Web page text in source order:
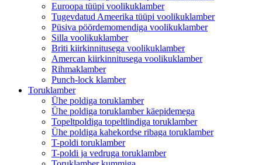
Euroopa tüüpi voolikuklamber
Tugevdatud Ameerika tüüpi voolikuklamber
Püsiva pöördemomendiga voolikuklamber
Silla voolikuklamber
Briti kiirkinnitusega voolikuklamber
Amercan kiirkinnitusega voolikuklamber
Rihmaklamber
Punch-lock klamber
Toruklamber
Ühe poldiga toruklamber
Ühe poldiga toruklamber käepidemega
Topeltpoldiga topeltlindiga toruklamber
Ühe poldiga kahekordse ribaga toruklamber
T-poldi toruklamber
T-poldi ja vedruga toruklamber